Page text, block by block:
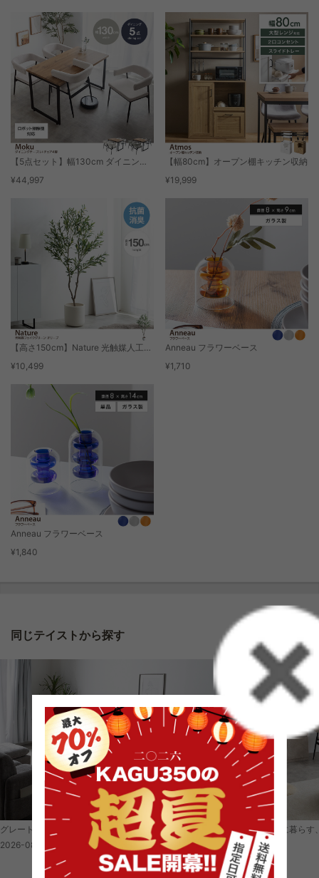
¥44,997
【幅80cm】オープン棚キッチン収納
¥19,999
¥10,499
Anneau フラワーベース
¥1,710
Anneau フラワーベース
¥1,840
同じテイストから探す
グレートーンでまとめる、落ち着きのある上質な暮らし
2026-08-07
明るく開放的に暮らす
2026-08-07